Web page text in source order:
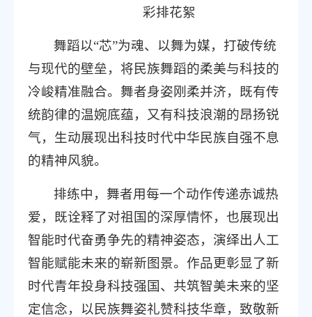
彩排花絮
舞蹈以“芯”为魂、以舞为媒，打破传统
与现代的壁垒，将民族舞蹈的柔美与科技的
冷峻精准融合。舞者身姿刚柔并济，既有传
统韵律的温婉底蕴，又有科技浪潮的昂扬锐
气，生动展现出科技时代中华民族自强不息
的精神风貌。
排练中，舞者用每一个动作传递赤诚热
爱，既诠释了对祖国的深厚情怀，也展现出
智能时代奋勇争先的精神姿态，演绎出人工
智能赋能未来的崭新图景。作品更彰显了新
时代青年投身科技强国、共筑智美未来的坚
定信念，以民族舞姿礼赞科技华章，致敬新